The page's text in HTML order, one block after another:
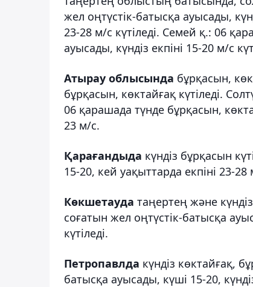
жел оңтүстік-батысқа ауысады,
23-28 м/с күтіледі. Семей қ.: 06
ауысады, күндіз екпіні 15-20 м/с
Атырау облысында бұрқасын,
бұрқасын, көктайғақ күтіледі.
06 қарашада түнде бұрқасын,
23 м/с.
Қарағандыда күндіз бұрқасын
15-20, кей уақыттарда екпіні 23-28
Көкшетауда таңертең және
соғатын жел оңтүстік-батысқа
күтіледі.
Петропавлда күндіз көктайғақ,
батысқа ауысады, күші 15-20,